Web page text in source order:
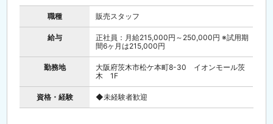
職種 販売スタッフ
給与
正社員：月給215,000円～250,000円 ※試用期
間6ヶ月は215,000円
勤務地
大阪府茨木市松ケ本町8-30 イオンモール茨
木 1F
資格・経験 ◆未経験者歓迎